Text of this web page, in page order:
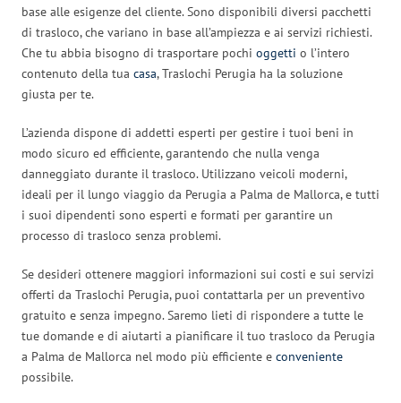
base alle esigenze del cliente. Sono disponibili diversi pacchetti
di trasloco, che variano in base all’ampiezza e ai servizi richiesti.
Che tu abbia bisogno di trasportare pochi oggetti o l’intero
contenuto della tua casa, Traslochi Perugia ha la soluzione
giusta per te.
L’azienda dispone di addetti esperti per gestire i tuoi beni in
modo sicuro ed efficiente, garantendo che nulla venga
danneggiato durante il trasloco. Utilizzano veicoli moderni,
ideali per il lungo viaggio da Perugia a Palma de Mallorca, e tutti
i suoi dipendenti sono esperti e formati per garantire un
processo di trasloco senza problemi.
Se desideri ottenere maggiori informazioni sui costi e sui servizi
offerti da Traslochi Perugia, puoi contattarla per un preventivo
gratuito e senza impegno. Saremo lieti di rispondere a tutte le
tue domande e di aiutarti a pianificare il tuo trasloco da Perugia
a Palma de Mallorca nel modo più efficiente e conveniente
possibile.